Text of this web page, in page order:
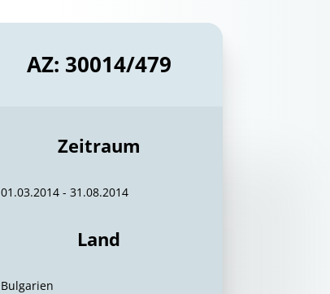
AZ: 30014/479
Zeitraum
01.03.2014 - 31.08.2014
Land
Bulgarien